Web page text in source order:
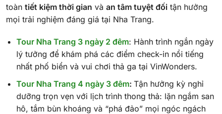
toàn tiết kiệm thời gian và an tâm tuyệt đối tận hưởng
mọi trải nghiệm đáng giá tại Nha Trang.
Tour Nha Trang 3 ngày 2 đêm: Hành trình ngắn ngày
lý tưởng để khám phá các điểm check-in nổi tiếng
nhất phố biển và vui chơi thả ga tại VinWonders.
Tour Nha Trang 4 ngày 3 đêm: Tận hưởng kỳ nghỉ
dưỡng trọn vẹn với lịch trình thong thả: lặn ngắm san
hô, tắm bùn khoáng và “phá đảo” mọi ngóc ngách